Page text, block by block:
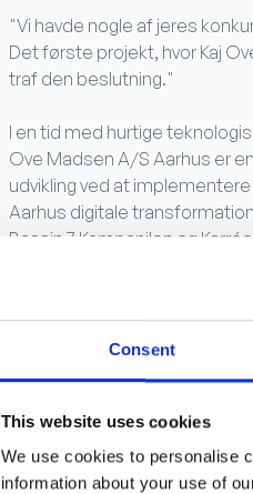
Consent
This website uses cookies
We use cookies to personalise
information about your use of
"Vi havde nogle af jeres
Det første projekt, hvor Kaj
traf den beslutning."
I en tid med hurtige
Ove Madsen A/S Aarhus er
udvikling ved at
Aarhus digitale
Bassin 7 Kampanilen og
"Fordelen ved jeres var, at
en virkelig god platform nu,
her? Da brugerfladen gør, at
Implementeringen af